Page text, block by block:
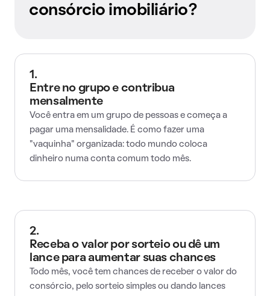
consórcio imobiliário?
1.
Entre no grupo e contribua
mensalmente
Você entra em um grupo de pessoas e começa a
pagar uma mensalidade. É como fazer uma
"vaquinha" organizada: todo mundo coloca
dinheiro numa conta comum todo mês.
2.
Receba o valor por sorteio ou dê um
lance para aumentar suas chances
Todo mês, você tem chances de receber o valor do
consórcio, pelo sorteio simples ou dando lances